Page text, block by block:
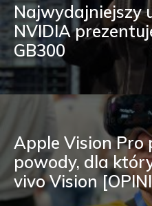
Najwydajniejszy
NVIDIA
GB300
Apple Vision Pro
powody, dla
vivo Vision